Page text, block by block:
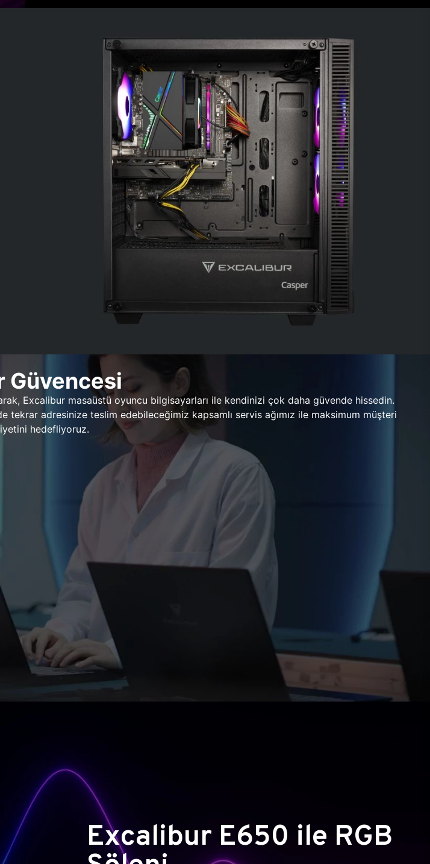
Güvencesi
Excalibur masaüstü oyuncu bilgisayarları ile kendinizi çok daha güvende hissedin.
tekrar adresinize teslim edebileceğimiz kapsamlı servis ağımız ile maksimum müşteri
hedefliyoruz.
Excalibur E650 ile RGB